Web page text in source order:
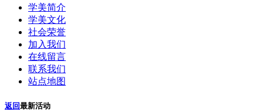
学美简介
学美文化
社会荣誉
加入我们
在线留言
联系我们
站点地图
返回最新活动